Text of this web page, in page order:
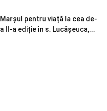
Marșul pentru viață la cea de-
a II-a ediție în s. Lucășeuca,...